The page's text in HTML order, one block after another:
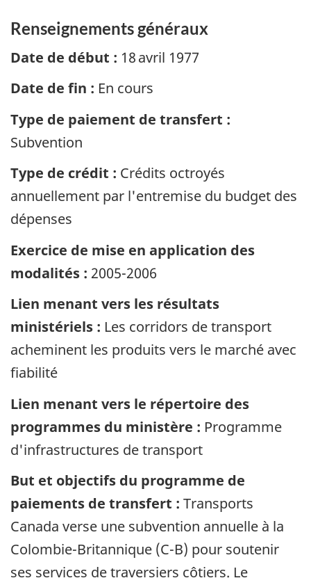
Renseignements généraux
Date de début : 18 avril 1977
Date de fin : En cours
Type de paiement de transfert :
Subvention
Type de crédit : Crédits octroyés
annuellement par l'entremise du budget des
dépenses
Exercice de mise en application des
modalités : 2005-2006
Lien menant vers les résultats
ministériels : Les corridors de transport
acheminent les produits vers le marché avec
fiabilité
Lien menant vers le répertoire des
programmes du ministère : Programme
d'infrastructures de transport
But et objectifs du programme de
paiements de transfert : Transports
Canada verse une subvention annuelle à la
Colombie-Britannique (C-B) pour soutenir
ses services de traversiers côtiers. Le